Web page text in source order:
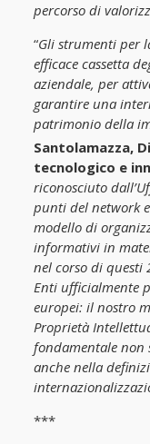
percorso di
“Gli strumenti per
efficace cassetta
aziendale, per
garantire una
patrimonio della
Santolamazza,
tecnologico e
riconosciuto
punti del network
modello di
informativi in
nel corso di questi
Enti ufficialmente
europei: il nostro
Proprietà
fondamentale non
anche nella
***